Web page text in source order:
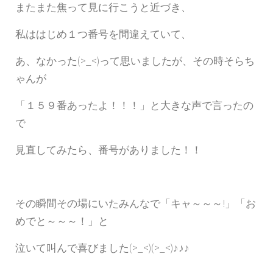
またまた焦って見に行こうと近づき、
私ははじめ１つ番号を間違えていて、
あ、なかった(>_<)って思いましたが、その時そらち
ゃんが
「１５９番あったよ！！！」と大きな声で言ったの
で
見直してみたら、番号がありました！！
その瞬間その場にいたみんなで「キャ～～～!」「お
めでと～～～！」と
泣いて叫んで喜びました(>_<)(>_<)♪♪♪